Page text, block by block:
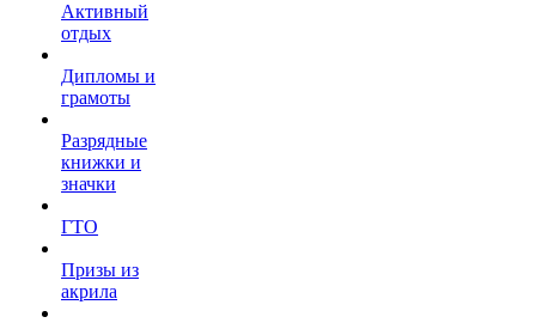
Активный
отдых
Дипломы и
грамоты
Разрядные
книжки и
значки
ГТО
Призы из
акрила